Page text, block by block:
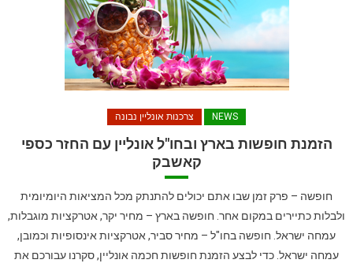
NEWS צרכנות אונליין נבונה
הזמנת חופשות בארץ ובחו"ל אונליין עם החזר כספי
קאשבק
חופשה – פרק זמן שבו אתם יכולים להתנתק מכל המציאות היומיומית
ולבלות כתיירים במקום אחר. חופשה בארץ – מחיר יקר, אטרקציות מוגבלות,
עמחה ישראל. חופשה בחו"ל – מחיר סביר, אטרקציות אינסופיות וכמובן,
עמחה ישראל. כדי לבצע הזמנת חופשות חכמה אונליין, סקרנו עבורכם את